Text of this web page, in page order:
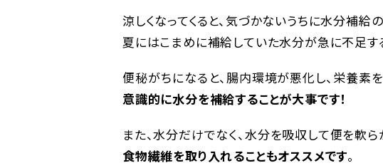
涼しくなってくると、気づかないうちに水分補給
夏にはこまめに補給していた水分が急に不足す
便秘がちになると、腸内環境が悪化し、栄養素
意識的に水分を補給することが大事です！
また、水分だけでなく、水分を吸収して便を軟ら
食物繊維を取り入れることもオススメです。